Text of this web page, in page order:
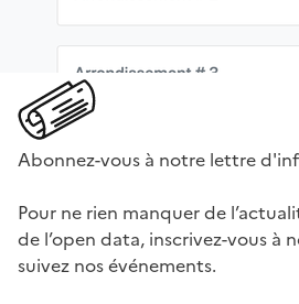
Abonnez-vous à notre lettre
Pour ne rien manquer de
de l’open data, inscrivez-vous à
suivez nos événements.